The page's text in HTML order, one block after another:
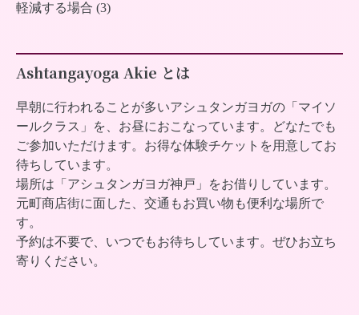
軽減する場合 (3)
Ashtangayoga Akie とは
早朝に行われることが多いアシュタンガヨガの「マイソ
ールクラス」を、お昼におこなっています。どなたでも
ご参加いただけます。お得な体験チケットを用意してお
待ちしています。
場所は「アシュタンガヨガ神戸」をお借りしています。
元町商店街に面した、交通もお買い物も便利な場所で
す。
予約は不要で、いつでもお待ちしています。ぜひお立ち
寄りください。